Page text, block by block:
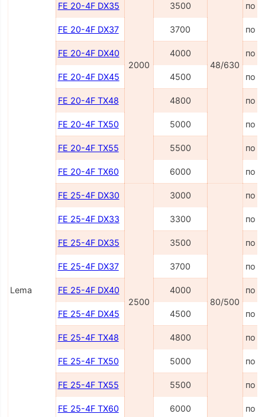
Lema
2000 48/630
FE 20-4F DX35 3500 по
FE 20-4F DX37 3700 по
FE 20-4F DX40 4000 по
FE 20-4F DX45 4500 по
FE 20-4F TX48 4800 по
FE 20-4F TX50 5000 по
FE 20-4F TX55 5500 по
FE 20-4F TX60 6000 по
FE 25-4F DX30
2500
3000
80/500
по
FE 25-4F DX33 3300 по
FE 25-4F DX35 3500 по
FE 25-4F DX37 3700 по
FE 25-4F DX40 4000 по
FE 25-4F DX45 4500 по
FE 25-4F TX48 4800 по
FE 25-4F TX50 5000 по
FE 25-4F TX55 5500 по
FE 25-4F TX60 6000 по